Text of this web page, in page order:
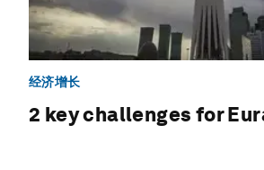
经济增长
2 key challenges for